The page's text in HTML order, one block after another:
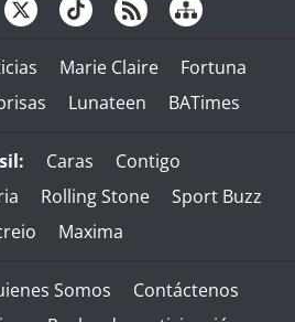
Marie Claire
Fortuna
Lunateen BATimes
Caras
Contigo
Rolling Stone
Sport Buzz
Maxima
Somos
Contáctenos